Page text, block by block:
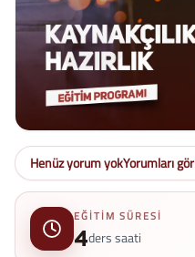
Henüz yorum yokYorumları gör
EĞITIM SÜRESI
4ders saati